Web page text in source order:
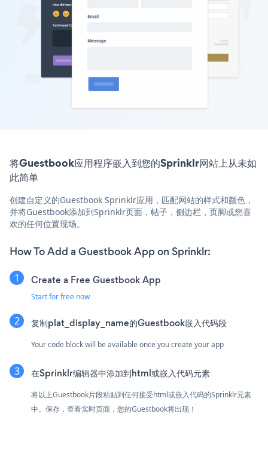
将Guestbook应用程序嵌入到您的Sprinklr网站上从未如
此简单
创建自定义的Guestbook Sprinklr应用，匹配网站的样式和颜色，
并将Guestbook添加到Sprinklr页面，帖子，侧边栏，页脚或您喜
欢的任何位置现场。
How To Add a Guestbook App on Sprinklr:
Create a Free Guestbook App
Start for free now
复制plat_display_name的Guestbook嵌入代码段
Your code block will be available once you create your app
在Sprinklr编辑器中添加到html或嵌入代码元素
将以上Guestbook片段粘贴到任何接受html或嵌入代码的Sprinklr元素
中。保存，查看实时页面，您的Guestbook将出现！